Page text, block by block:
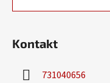
Kontakt
731040656